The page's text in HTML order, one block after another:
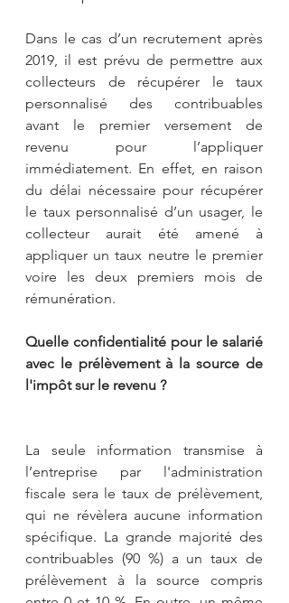
Dans le cas d’un recrutement après
2019, il est prévu de permettre aux
collecteurs de récupérer le taux
personnalisé des contribuables
avant le premier versement de
revenu pour l’appliquer
immédiatement. En effet, en raison
du délai nécessaire pour récupérer
le taux personnalisé d’un usager, le
collecteur aurait été amené à
appliquer un taux neutre le premier
voire les deux premiers mois de
rémunération.
Quelle confidentialité pour le salarié
avec le prélèvement à la source de
l'impôt sur le revenu ?
La seule information transmise à
l’entreprise par l'administration
fiscale sera le taux de prélèvement,
qui ne révèlera aucune information
spécifique. La grande majorité des
contribuables (90 %) a un taux de
prélèvement à la source compris